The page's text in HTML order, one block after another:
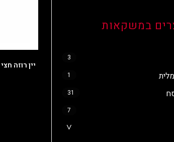
יין רוזה
במשקאות
3
1
31
7